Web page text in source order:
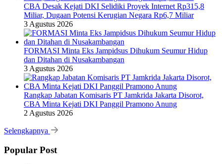
CBA Desak Kejati DKI Selidiki Proyek Internet Rp315,8
Miliar, Dugaan Potensi Kerugian Negara Rp6,7 Miliar
3 Agustus 2026
FORMASI Minta Eks Jampidsus Dihukum Seumur Hidup
dan Ditahan di Nusakambangan
3 Agustus 2026
Rangkap Jabatan Komisaris PT Jamkrida Jakarta Disorot,
CBA Minta Kejati DKI Panggil Pramono Anung
2 Agustus 2026
Selengkapnya
Popular Post